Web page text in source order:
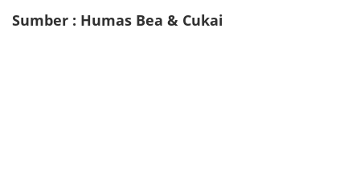
Sumber : Humas Bea & Cukai